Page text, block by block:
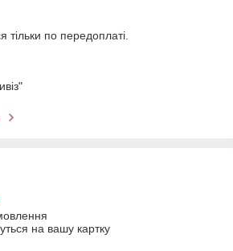
тільки по передоплаті.
на вашу картку